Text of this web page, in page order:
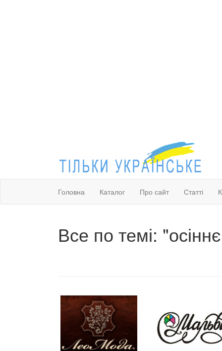
Головна Каталог Про сайт Статті
Все по темі: